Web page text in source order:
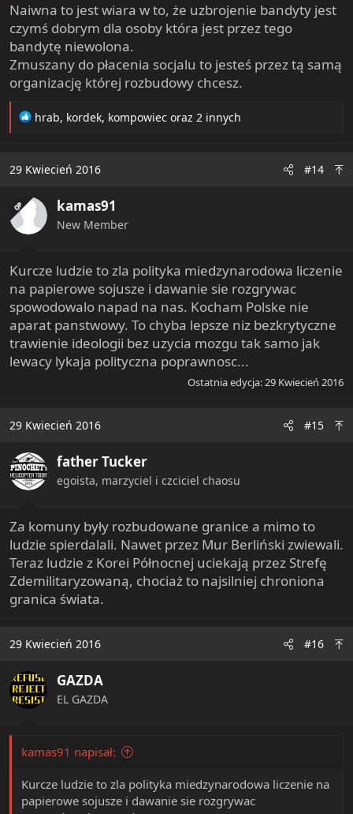
Naiwna to jest wiara w to, że uzbrojenie bandyty jest
czymś dobrym dla osoby która jest przez tego
bandytę niewolona.
Zmuszany do płacenia socjalu to jesteś przez tą samą
organizację której rozbudowy chcesz.
R
t
o
n
s
hrab, kordek, kompowiec oraz 2 innych
29 Kwiecień 2016 #14
OP kamas91
New Member
Kurcze ludzie to zla polityka miedzynarodowa liczenie
na papierowe sojusze i dawanie sie rozgrywac
spowodowalo napad na nas. Kocham Polske nie
aparat panstwowy. To chyba lepsze niz bezkrytyczne
trawienie ideologii bez uzycia mozgu tak samo jak
lewacy lykaja polityczna poprawnosc...
Ostatnia edycja:29 Kwiecień 2016
29 Kwiecień 2016 #15
father Tucker
egoista, marzyciel i czciciel chaosu
Za komuny były rozbudowane granice a mimo to
ludzie spierdalali. Nawet przez Mur Berliński zwiewali.
Teraz ludzie z Korei Północnej uciekają przez Strefę
Zdemilitaryzowaną, chociaż to najsilniej chroniona
granica świata.
29 Kwiecień 2016 #16
GAZDA
EL GAZDA
kamas91 napisał:
Kurcze ludzie to zla polityka miedzynarodowa liczenie na
papierowe sojusze i dawanie sie rozgrywac